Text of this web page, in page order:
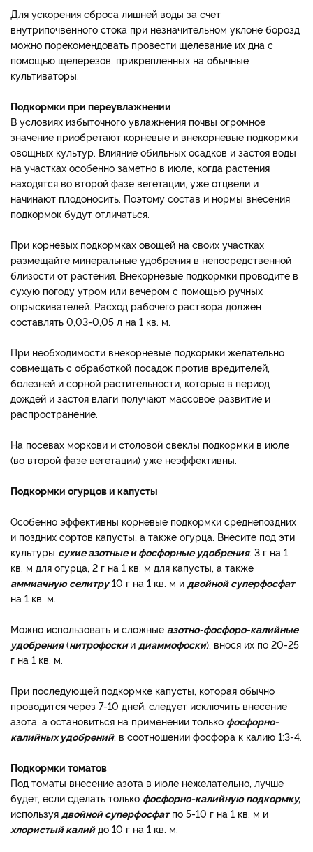
Для ускорения сброса лишней воды за счет
внутрипочвенного стока при незначительном уклоне борозд
можно порекомендовать провести щелевание их дна с
помощью щелерезов, прикрепленных на обычные
культиваторы.
Подкормки при переувлажнении
В условиях избыточного увлажнения почвы огромное
значение приобретают корневые и внекорневые подкормки
овощных культур. Влияние обильных осадков и застоя воды
на участках особенно заметно в июле, когда растения
находятся во второй фазе вегетации, уже отцвели и
начинают плодоносить. Поэтому состав и нормы внесения
подкормок будут отличаться.
При корневых подкормках овощей на своих участках
размещайте минеральные удобрения в непосредственной
близости от растения. Внекорневые подкормки проводите в
сухую погоду утром или вечером с помощью ручных
опрыскивателей. Расход рабочего раствора должен
составлять 0,03-0,05 л на 1 кв. м.
При необходимости внекорневые подкормки желательно
совмещать с обработкой посадок против вредителей,
болезней и сорной растительности, которые в период
дождей и застоя влаги получают массовое развитие и
распространение.
На посевах моркови и столовой свеклы подкормки в июле
(во второй фазе вегетации) уже неэффективны.
Подкормки огурцов и капусты
Особенно эффективны корневые подкормки среднепоздних
и поздних сортов капусты, а также огурца. Внесите под эти
культуры сухие азотные и фосфорные удобрения: 3 г на 1
кв. м для огурца, 2 г на 1 кв. м для капусты, а также
аммиачную селитру10 г на 1 кв. м и двойной суперфосфат
на 1 кв. м.
Можно использовать и сложные азотно-фосфоро-калийные
удобрения(нитрофоскии диаммофоски), внося их по 20-25
г на 1 кв. м.
При последующей подкормке капусты, которая обычно
проводится через 7-10 дней, следует исключить внесение
азота, а остановиться на применении только фосфорно-
калийных удобрений, в соотношении фосфора к калию 1:3-4.
Подкормки томатов
Под томаты внесение азота в июле нежелательно, лучше
будет, если сделать только фосфорно-калийную подкормку,
используя двойной суперфосфатпо 5-10 г на 1 кв. м и
хлористый калийдо 10 г на 1 кв. м.